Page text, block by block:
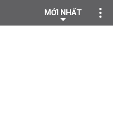
MỚI NHẤT